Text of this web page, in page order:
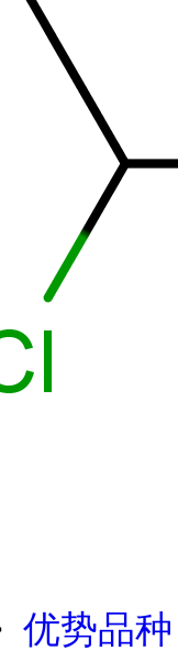
优势品种